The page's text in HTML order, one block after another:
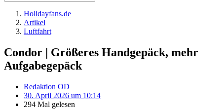
Holidayfans.de
Artikel
Luftfahrt
Condor | Größeres Handgepäck, mehr
Aufgabegepäck
Redaktion OD
30. April 2026 um 10:14
294 Mal gelesen